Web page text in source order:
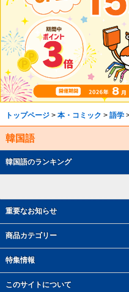
重要なお知らせ
商品カテゴリー
特集情報
このサイトについて
トップページ> 本・コミック > 語学
韓国語
韓国語のランキング